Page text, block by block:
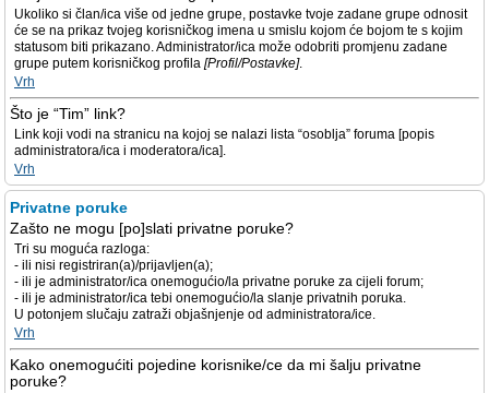
Ukoliko si član/ica više od jedne grupe, postavke tvoje zadane grupe odnosit
će se na prikaz tvojeg korisničkog imena u smislu kojom će bojom te s kojim
statusom biti prikazano. Administrator/ica može odobriti promjenu zadane
grupe putem korisničkog profila [Profil/Postavke].
Vrh
Što je “Tim” link?
Link koji vodi na stranicu na kojoj se nalazi lista “osoblja” foruma [popis
administratora/ica i moderatora/ica].
Vrh
Privatne poruke
Zašto ne mogu [po]slati privatne poruke?
Tri su moguća razloga:
- ili nisi registriran(a)/prijavljen(a);
- ili je administrator/ica onemogućio/la privatne poruke za cijeli forum;
- ili je administrator/ica tebi onemogućio/la slanje privatnih poruka.
U potonjem slučaju zatraži objašnjenje od administratora/ice.
Vrh
Kako onemogućiti pojedine korisnike/ce da mi šalju privatne
poruke?